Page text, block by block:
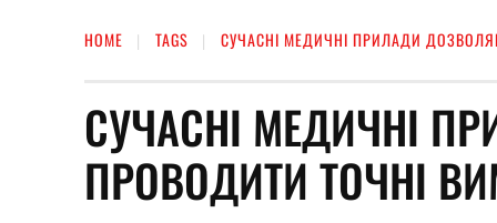
HOME TAGS СУЧАСНІ МЕДИЧНІ ПРИЛАДИ
СУЧАСНІ МЕДИЧНІ
ПРОВОДИТИ ТОЧНІ